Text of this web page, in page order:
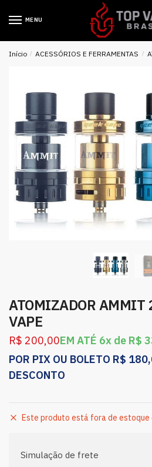
MENU
Início / ACESSÓRIOS E FERRAMENTAS /
ATOMIZADOR AMMIT
VAPE
R$ 200,00EM ATÉ 6x de R$
POR PIX OU BOLETO R$
DESCONTO
Este produto está fora de estoque
Simulação de frete